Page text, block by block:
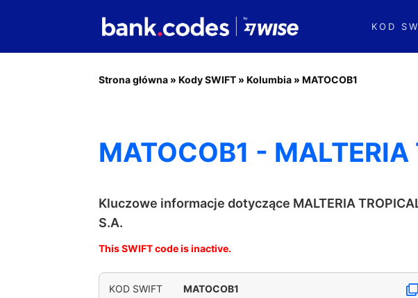
KOD
Strona główna » Kody SWIFT » Kolumbia » MATOCOB1
MATOCOB1 -
Kluczowe informacje dotyczące MALTERIA
S.A.
This SWIFT code is inactive.
KOD SWIFT MATOCOB1